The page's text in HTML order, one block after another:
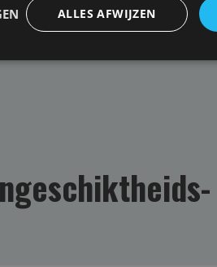
ook praktisch. Dus schaam je
Toch twijfels?
om de situatie te bespreken en je
ALLES AFWIJZEN